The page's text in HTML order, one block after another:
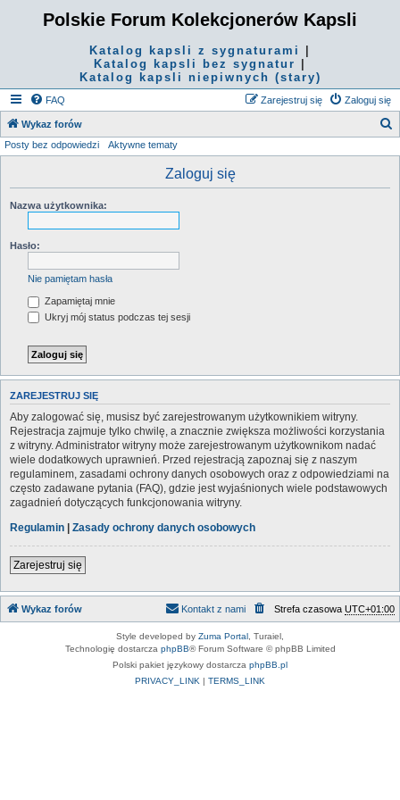
Polskie Forum Kolekcjonerów Kapsli
Katalog kapsli z sygnaturami
Katalog kapsli bez sygnatur
Katalog kapsli niepiwnych (stary)
FAQ Zaloguj się
Zarejestruj się
Wykaz forów
Posty bez odpowiedzi Aktywne tematy
Zaloguj się
Nazwa użytkownika:
Hasło:
Nie pamiętam hasła
Zapamiętaj mnie
Ukryj mój status podczas tej sesji
ZAREJESTRUJ SIĘ
Aby zalogować się, musisz być zarejestrowanym użytkownikiem witryny.
Rejestracja zajmuje tylko chwilę, a znacznie zwiększa możliwości korzystania
z witryny. Administrator witryny może zarejestrowanym użytkownikom nadać
wiele dodatkowych uprawnień. Przed rejestracją zapoznaj się z naszym
regulaminem, zasadami ochrony danych osobowych oraz z odpowiedziami na
często zadawane pytania (FAQ), gdzie jest wyjaśnionych wiele podstawowych
zagadnień dotyczących funkcjonowania witryny.
Regulamin | Zasady ochrony danych osobowych
Zarejestruj się
Wykaz forów Strefa czasowa UTC+01:00
Kontakt z nami
Style developed by Zuma Portal , Turaiel,
Technologię dostarcza phpBB® Forum Software © phpBB Limited
Polski pakiet językowy dostarcza phpBB.pl
PRIVACY_LINK | TERMS_LINK